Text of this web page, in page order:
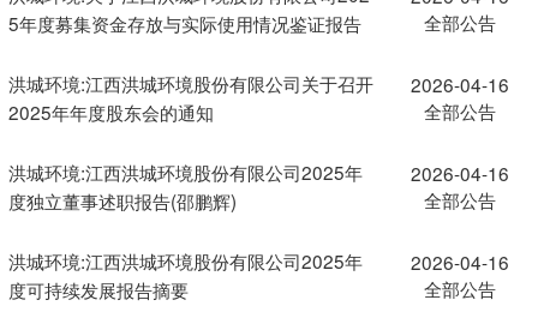
5年度募集资金存放与实际使用情况鉴证报告
全部公告
洪城环境:江西洪城环境股份有限公司关于召开
2025年年度股东会的通知
2026-04-16
全部公告
洪城环境:江西洪城环境股份有限公司2025年
度独立董事述职报告(邵鹏辉)
2026-04-16
全部公告
洪城环境:江西洪城环境股份有限公司2025年
度可持续发展报告摘要
2026-04-16
全部公告